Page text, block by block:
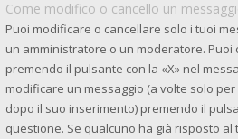
Come modifico o cancello un
Puoi modificare o cancellare solo i tuoi
un amministratore o un moderatore. Puoi
premendo il pulsante con la «X» nel
modificare un messaggio (a volte solo
dopo il suo inserimento) premendo il
questione. Se qualcuno ha già risposto al